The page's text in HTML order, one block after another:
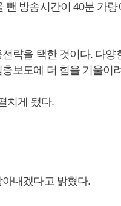
뺀 방송시간이 40분 가량
략을 택한 것이다. 다양
보도에 더 힘을 기울이
치게 됐다.
내겠다고 밝혔다.